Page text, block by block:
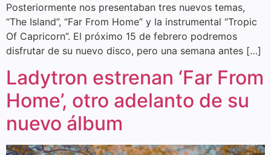
Posteriormente nos presentaban tres nuevos temas,
“The Island”, “Far From Home” y la instrumental “Tropic
Of Capricorn”. El próximo 15 de febrero podremos
disfrutar de su nuevo disco, pero una semana antes […]
Ladytron estrenan ‘Far From
Home’, otro adelanto de su
nuevo álbum